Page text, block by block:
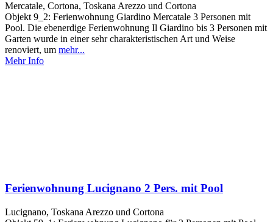
Mercatale, Cortona, Toskana Arezzo und Cortona
Objekt 9_2: Ferienwohnung Giardino Mercatale 3 Personen mit
Pool. Die ebenerdige Ferienwohnung Il Giardino bis 3 Personen mit
Garten wurde in einer sehr charakteristischen Art und Weise
renoviert, um mehr...
Mehr Info
Ferienwohnung Lucignano 2 Pers. mit Pool
Lucignano, Toskana Arezzo und Cortona